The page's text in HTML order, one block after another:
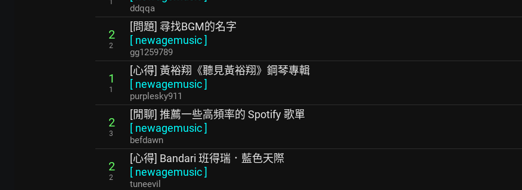
1
ddqqa
2
2
[問題] 尋找BGM的名字
[ newagemusic]
gg1259789
1
1
[心得] 黃裕翔《聽見黃裕翔》鋼琴專輯
[ newagemusic]
purplesky911
2
3
[閒聊] 推薦一些高頻率的 Spotify 歌單
[ newagemusic]
befdawn
2
2
[心得] Bandari 班得瑞．藍色天際
[ newagemusic]
tuneevil